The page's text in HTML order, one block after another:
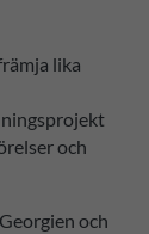
lika
och
och